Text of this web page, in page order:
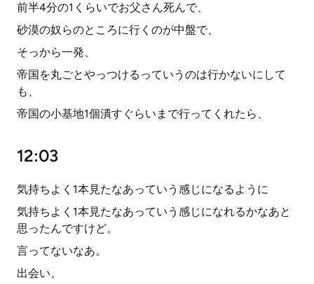
前半4分の1くらいでお父さん死んで、
砂漠の奴らのところに行くのが中盤で、
そっから一発、
帝国を丸ごとやっつけるっていうのは行かないにして
も、
帝国の小基地1個潰すぐらいまで行ってくれたら、
12:03
気持ちよく1本見たなあっていう感じになるように
気持ちよく1本見たなあっていう感じになれるかなあと
思ったんですけど。
言ってないなあ。
出会い。